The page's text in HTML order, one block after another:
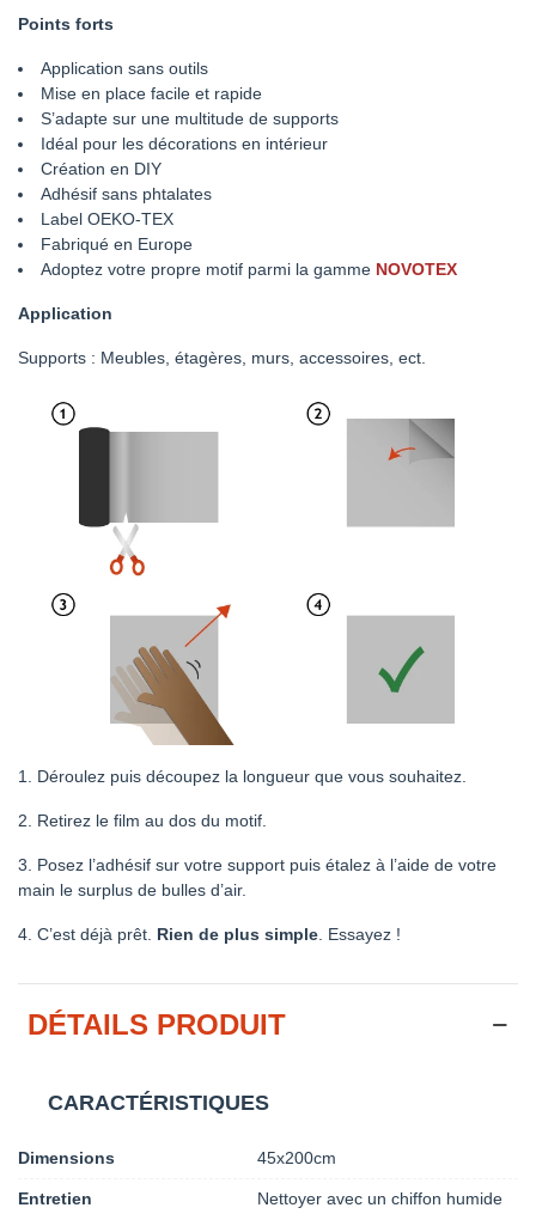
Points forts
Application sans outils
Mise en place facile et rapide
S’adapte sur une multitude de supports
Idéal pour les décorations en intérieur
Création en DIY
Adhésif sans phtalates
Label OEKO-TEX
Fabriqué en Europe
Adoptez votre propre motif parmi la gamme NOVOTEX
Application
Supports : Meubles, étagères, murs, accessoires, ect.
1. Déroulez puis découpez la longueur que vous souhaitez.
2. Retirez le film au dos du motif.
3. Posez l’adhésif sur votre support puis étalez à l’aide de votre
main le surplus de bulles d’air.
4. C’est déjà prêt. Rien de plus simple . Essayez !
DÉTAILS PRODUIT
CARACTÉRISTIQUES
Dimensions 45x200cm
Entretien Nettoyer avec un chiffon humide